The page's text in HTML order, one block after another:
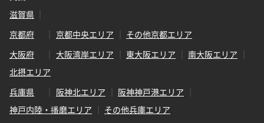
滋賀県
京都府
京都中央エリア
その他京都エリア
大阪府
大阪湾岸エリア 東大阪エリア
南大阪エリア
北摂エリア
兵庫県
阪神北エリア
阪神神戸港エリア
神戸内陸・播磨エリア
その他兵庫エリア